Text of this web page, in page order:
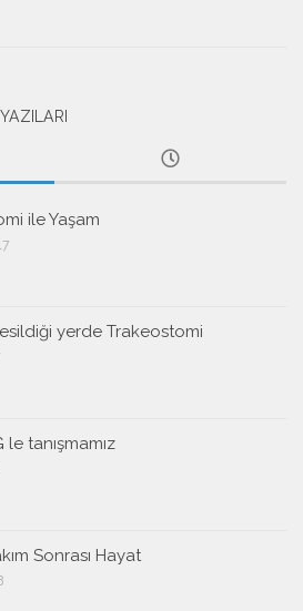
ile Yaşam
yerde Trakeostomi
le tanışmamız
Sonrası Hayat